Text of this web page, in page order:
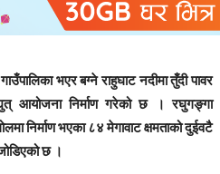
भएर बग्ने राहुघाट नदीमा तुँदी पावर
आयोजना निर्माण गरेको छ । रघुगङ्गा
निर्माण भएका ८४ मेगावाट क्षमताको दुईवटै
छ ।